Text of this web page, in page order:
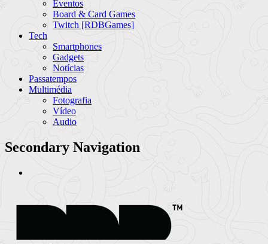
Eventos
Board & Card Games
Twitch [RDBGames]
Tech
Smartphones
Gadgets
Notícias
Passatempos
Multimédia
Fotografia
Vídeo
Audio
Secondary Navigation